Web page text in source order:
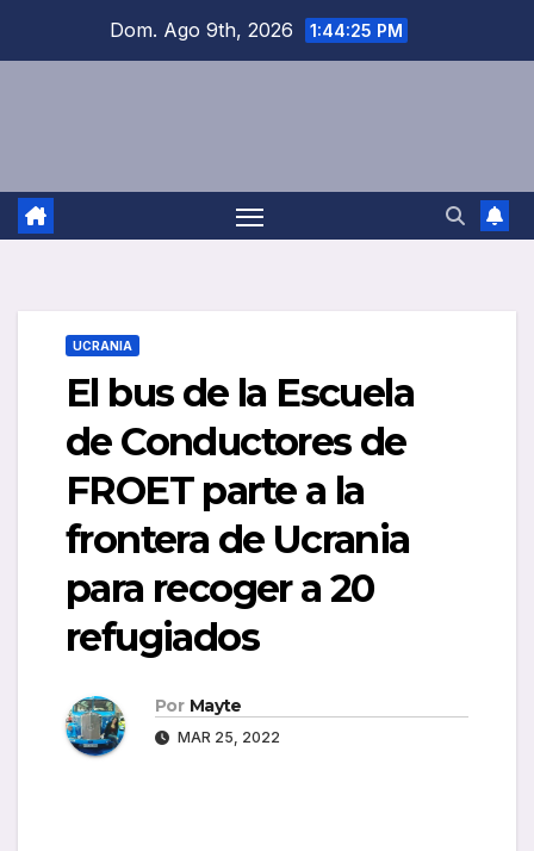
Dom. Ago 9th, 2026 1:44:26 PM
UCRANIA
El bus de la Escuela
de Conductores de
FROET parte a la
frontera de Ucrania
para recoger a 20
refugiados
Por Mayte
MAR 25, 2022